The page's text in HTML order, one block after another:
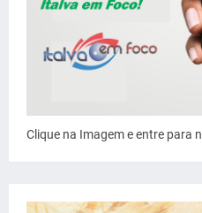
Clique na Imagem e entre para